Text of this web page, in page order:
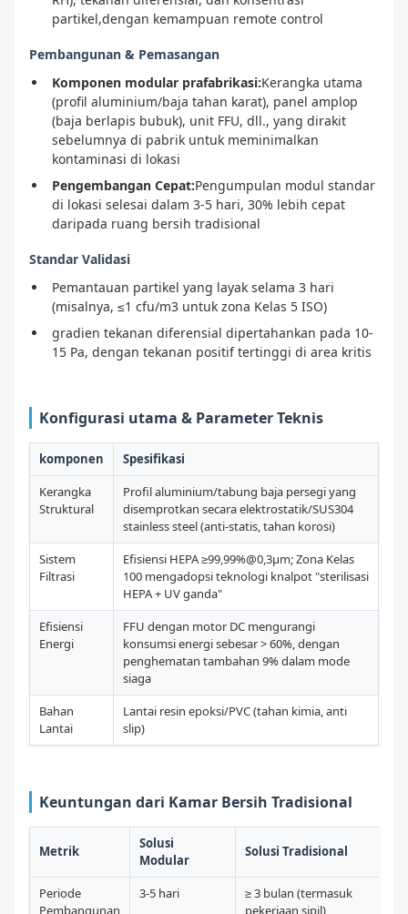
partikel,dengan kemampuan remote control
Pembangunan & Pemasangan
Komponen modular prafabrikasi:Kerangka utama
(profil aluminium/baja tahan karat), panel amplop
(baja berlapis bubuk), unit FFU, dll., yang dirakit
sebelumnya di pabrik untuk meminimalkan
kontaminasi di lokasi
Pengembangan Cepat:Pengumpulan modul standar
di lokasi selesai dalam 3-5 hari, 30% lebih cepat
daripada ruang bersih tradisional
Standar Validasi
Pemantauan partikel yang layak selama 3 hari
(misalnya, ≤1 cfu/m3 untuk zona Kelas 5 ISO)
gradien tekanan diferensial dipertahankan pada 10-
15 Pa, dengan tekanan positif tertinggi di area kritis
Konfigurasi utama & Parameter Teknis
komponen
Spesifikasi
Kerangka
Struktural
Profil aluminium/tabung baja persegi yang
disemprotkan secara elektrostatik/SUS304
stainless steel (anti-statis, tahan korosi)
Sistem
Filtrasi
Efisiensi HEPA ≥99,99%@0,3μm; Zona Kelas
100 mengadopsi teknologi knalpot "sterilisasi
HEPA + UV ganda"
Efisiensi
Energi
FFU dengan motor DC mengurangi
konsumsi energi sebesar > 60%, dengan
penghematan tambahan 9% dalam mode
siaga
Bahan
Lantai
Lantai resin epoksi/PVC (tahan kimia, anti
slip)
Keuntungan dari Kamar Bersih Tradisional
Metrik
Solusi
Modular
Solusi Tradisional
Periode
3-5 hari
≥ 3 bulan (termasuk